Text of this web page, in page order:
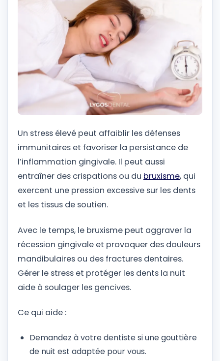
Un stress élevé peut affaiblir les défenses
immunitaires et favoriser la persistance de
l’inflammation gingivale. Il peut aussi
entraîner des crispations ou du bruxisme, qui
exercent une pression excessive sur les dents
et les tissus de soutien.
Avec le temps, le bruxisme peut aggraver la
récession gingivale et provoquer des douleurs
mandibulaires ou des fractures dentaires.
Gérer le stress et protéger les dents la nuit
aide à soulager les gencives.
Ce qui aide :
Demandez à votre dentiste si une gouttière
de nuit est adaptée pour vous.